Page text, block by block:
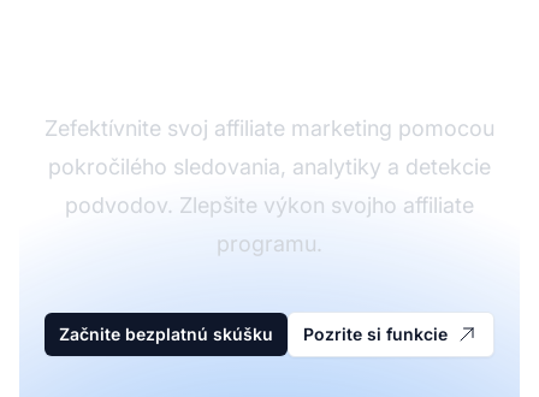
Zefektívnite svoj affiliate marketing pomocou
pokročilého sledovania, analytiky a detekcie
podvodov. Zlepšite výkon svojho affiliate
programu.
Začnite bezplatnú skúšku Pozrite si funkcie